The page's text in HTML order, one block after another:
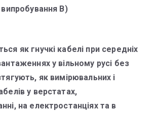
B)
як гнучкі кабелі при середніх
у вільному русі без
як вимірювальних і
у верстатах,
на електростанціях та в